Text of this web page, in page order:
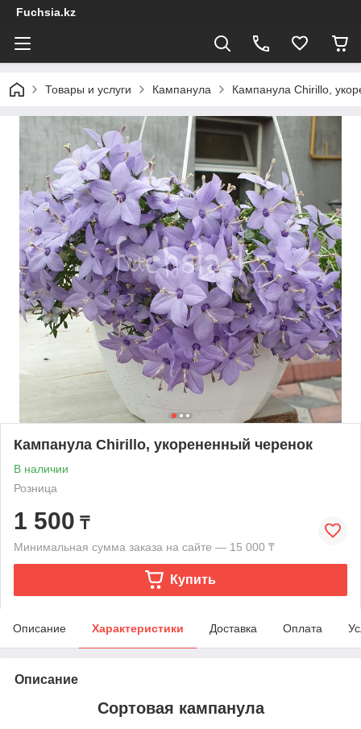
Fuchsia.kz
Товары и услуги Кампанула Кампанула Chirillo,
Кампанула Chirillo, укорененный черенок
В наличии
Розница
1 500 ₸
Минимальная сумма заказа на сайте — 15 000 ₸
Купить
Описание Характеристики Доставка Оплата
Описание
Сортовая кампанула